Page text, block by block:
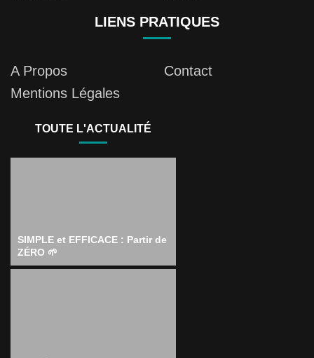
LIENS PRATIQUES
A Propos
Contact
Mentions Légales
TOUTE L'ACTUALITÉ
SIMPLE et EFFICACE : Partir de
ZÉRO 🌱